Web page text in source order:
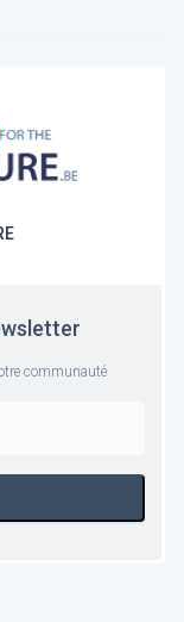
communauté